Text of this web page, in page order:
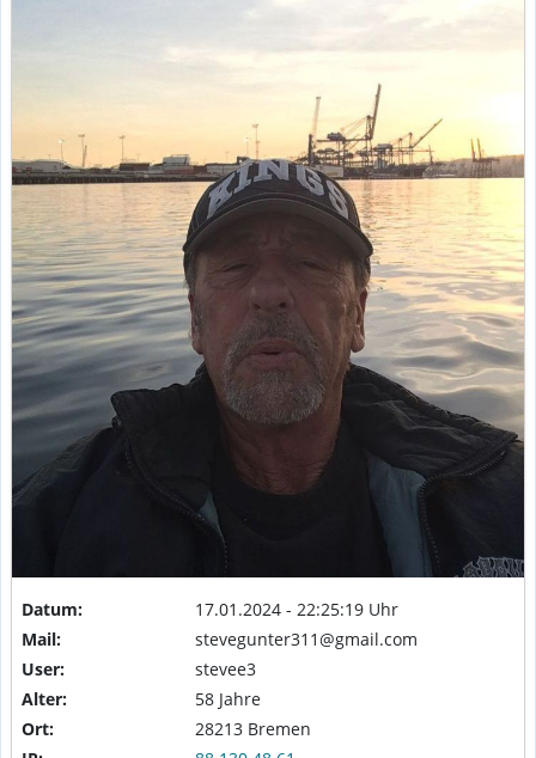
Datum:
17.01.2024 - 22:25:19 Uhr
Mail:
stevegunter311@gmail.com
User:
stevee3
Alter:
58 Jahre
Ort:
28213 Bremen